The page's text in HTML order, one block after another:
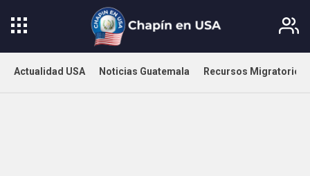
Actualidad USA Noticias Guatemala Recursos Migratorios